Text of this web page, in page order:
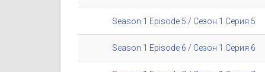
Season 1 Episode 5 / Сезон 1 Серия 5
Season 1 Episode 6 / Сезон 1 Серия 6